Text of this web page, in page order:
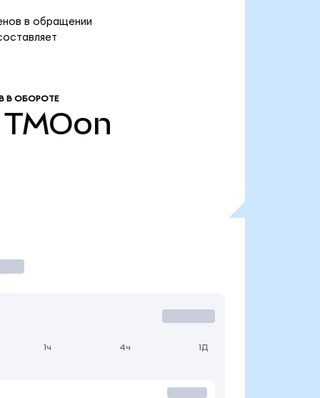
в обращении
В ОБОРОТЕ
TMOon
1ч 4ч 1Д